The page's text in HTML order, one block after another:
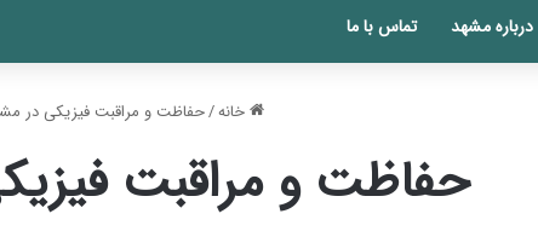
درباره مشهد تماس با ما
خانه/حفاظت و مراقبت فیزیکی در
حفاظت و مراقبت